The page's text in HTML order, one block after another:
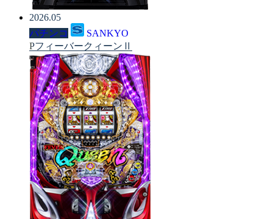
2026.05
パチンコ
SANKYO
PフィーバークィーンⅡ